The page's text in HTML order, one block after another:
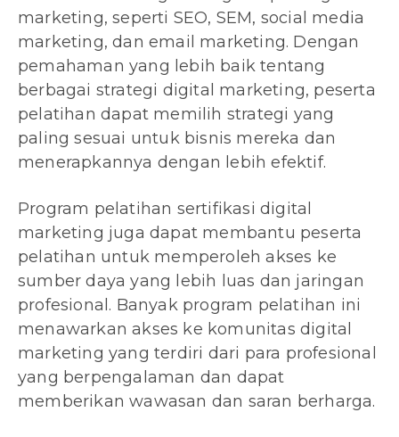
marketing, seperti SEO, SEM, social media
marketing, dan email marketing. Dengan
pemahaman yang lebih baik tentang
berbagai strategi digital marketing, peserta
pelatihan dapat memilih strategi yang
paling sesuai untuk bisnis mereka dan
menerapkannya dengan lebih efektif.
Program pelatihan sertifikasi digital
marketing juga dapat membantu peserta
pelatihan untuk memperoleh akses ke
sumber daya yang lebih luas dan jaringan
profesional. Banyak program pelatihan ini
menawarkan akses ke komunitas digital
marketing yang terdiri dari para profesional
yang berpengalaman dan dapat
memberikan wawasan dan saran berharga.